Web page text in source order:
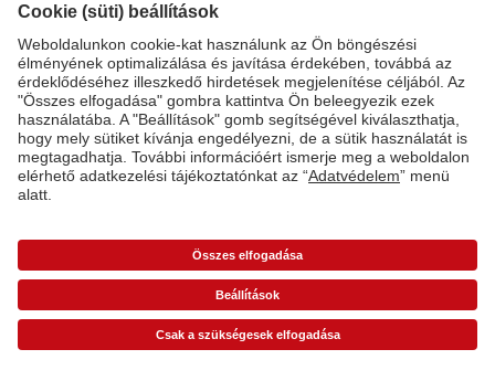
*Az árak ajánlott fogyasztói árak és az ÁFÁ-t tartalmazzák, de nem tartalmazzák a
szállítási költséget (üzletben történő átvétel esetén sem).ÁrlistákA képen látható